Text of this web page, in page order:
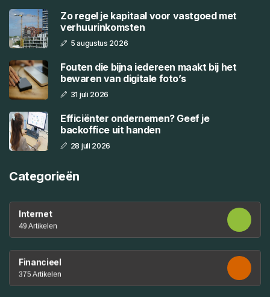
Zo regel je kapitaal voor vastgoed met
verhuurinkomsten
5 augustus 2026
Fouten die bijna iedereen maakt bij het
bewaren van digitale foto’s
31 juli 2026
Efficiënter ondernemen? Geef je
backoffice uit handen
28 juli 2026
Categorieën
Internet
49 Artikelen
Financieel
375 Artikelen